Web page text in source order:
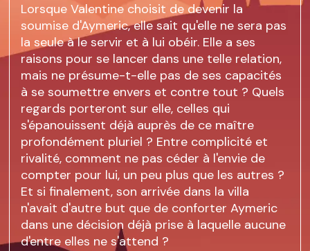
Lorsque Valentine choisit de devenir la
soumise d'Aymeric, elle sait qu'elle ne sera pas
la seule à le servir et à lui obéir. Elle a ses
raisons pour se lancer dans une telle relation,
mais ne présume-t-elle pas de ses capacités
à se soumettre envers et contre tout ? Quels
regards porteront sur elle, celles qui
s'épanouissent déjà auprès de ce maître
profondément pluriel ? Entre complicité et
rivalité, comment ne pas céder à l'envie de
compter pour lui, un peu plus que les autres ?
Et si finalement, son arrivée dans la villa
n'avait d'autre but que de conforter Aymeric
dans une décision déjà prise à laquelle aucune
d'entre elles ne s'attend ?